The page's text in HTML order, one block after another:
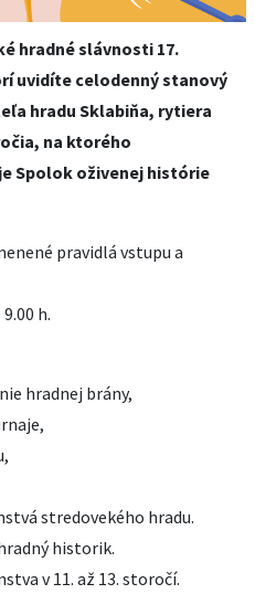
hradné slávnosti 17.
uvidíte celodenný stanový
hradu Sklabiňa, rytiera
na ktorého
Spolok oživenej histórie
pravidlá vstupu a
h.
hradnej brány,
stredovekého hradu.
historik.
v 11. až 13. storočí.